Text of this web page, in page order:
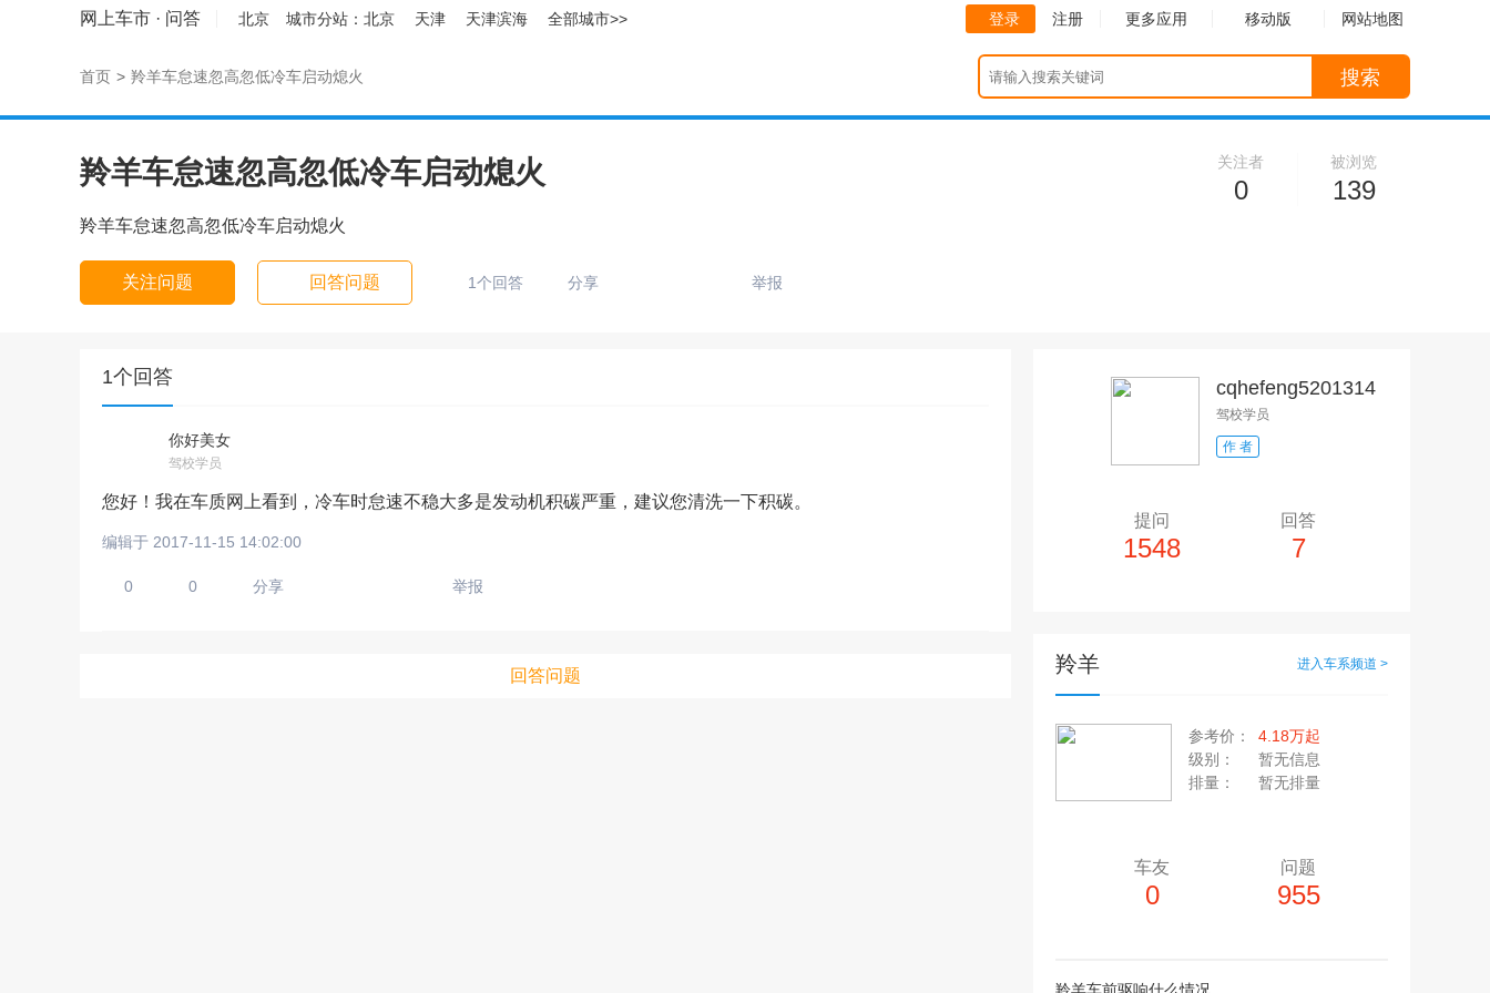
网上车市 · 问答 北京 城市分站： 北京 天津 天津滨海 全部城市>> 登录 注册 更多应用 移动版 网站地图
首页 > 羚羊车怠速忽高忽低冷车启动熄火 搜索
羚羊车怠速忽高忽低冷车启动熄火
羚羊车怠速忽高忽低冷车启动熄火
关注问题 回答问题 1个回答 分享 举报
被浏览
139
关注者
0
1个回答
你好美女
驾校学员
您好！我在车质网上看到，冷车时怠速不稳大多是发动机积碳严重，建议您清洗一下积碳。
编辑于 2017-11-15 14:02:00
0 0 分享 举报
回答问题
cqhefeng5201314
驾校学员
作 者
提问
1548
回答
7
羚羊 进入车系频道 >
参考价：
4.18万起
级别：
暂无信息
排量：
暂无排量
车友
0
问题
955
请输入视频地址，目前暂时只支持优酷
上传视频最多10个，单个视频小于200M